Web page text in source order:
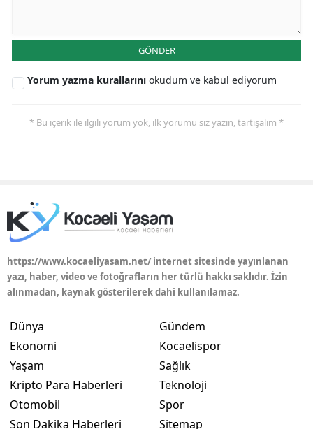
GÖNDER
Yorum yazma kurallarını okudum ve kabul ediyorum
* Bu içerik ile ilgili yorum yok, ilk yorumu siz yazın, tartışalım *
https://www.kocaeliyasam.net/ internet sitesinde yayınlanan
yazı, haber, video ve fotoğrafların her türlü hakkı saklıdır. İzin
alınmadan, kaynak gösterilerek dahi kullanılamaz.
Dünya
Ekonomi
Yaşam
Kripto Para Haberleri
Otomobil
Son Dakika Haberleri
Gündem
Kocaelispor
Sağlık
Teknoloji
Spor
Sitemap